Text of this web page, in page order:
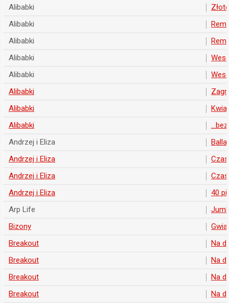
Alibabki
Alibabki
Alibabki
Alibabki
Alibabki
Alibabki
Alibabki
Alibabki
Andrzej i Eliza
Andrzej i Eliza
Andrzej i Eliza
Andrzej i Eliza
40
Arp Life
Bizony
Breakout
Na
Breakout
Na
Breakout
Na
Breakout
Na